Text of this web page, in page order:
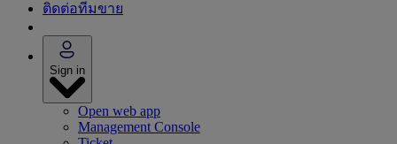
ติดต่อทีมขาย
Sign in
Open web app
Management Console